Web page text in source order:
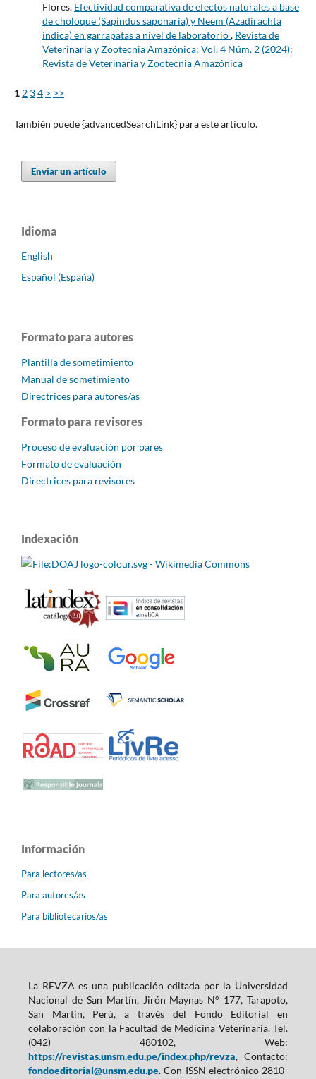
Flores, Efectividad comparativa de efectos naturales a base
de choloque (Sapindus saponaria) y Neem (Azadirachta
indica) en garrapatas a nivel de laboratorio, Revista de
Veterinaria y Zootecnia Amazónica: Vol. 4 Núm. 2 (2024):
Revista de Veterinaria y Zootecnia Amazónica
12 34 > >>
También puede {advancedSearchLink} para este artículo.
Enviar un artículo
Idioma
English
Español (España)
Formato para autores
Plantilla de sometimiento
Manual de sometimiento
Directrices para autores/as
Formato para revisores
Proceso de evaluación por pares
Formato de evaluación
Directrices para revisores
Indexación
Información
Para lectores/as
Para autores/as
Para bibliotecarios/as
La REVZA es una publicación editada por la Universidad
Nacional de San Martín, Jirón Maynas N° 177, Tarapoto,
San Martín, Perú, a través del Fondo Editorial en
colaboración con la Facultad de Medicina Veterinaria. Tel.
(042) 480102, Web:
https://revistas.unsm.edu.pe/index.php/revza, Contacto:
fondoeditorial@unsm.edu.pe. Con ISSN electrónico 2810-